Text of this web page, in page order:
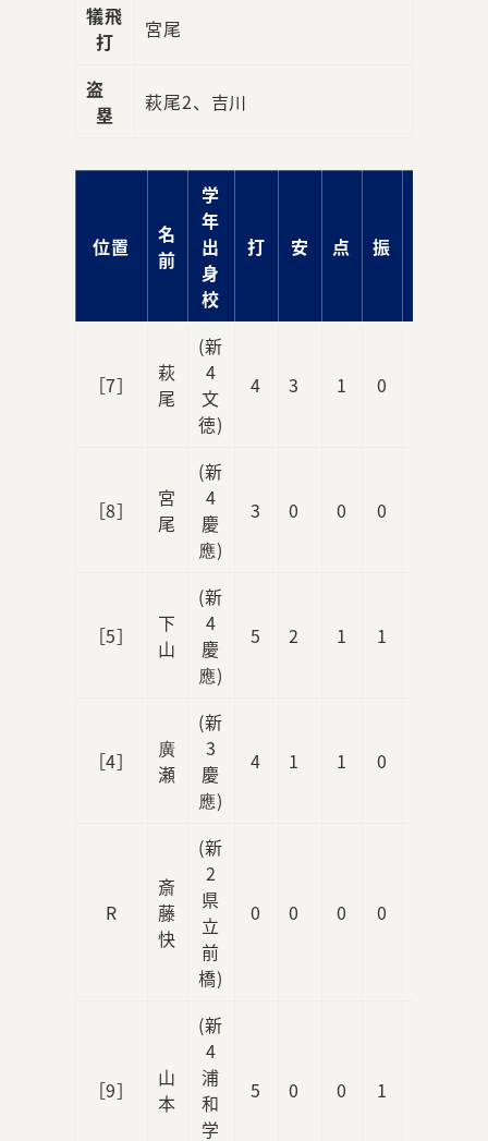
犠飛
打
宮尾
盗
塁
萩尾2、吉川
位置
名
前
学
年
出
身
校
打 安 点 振
［7］
萩
尾
(新
4
文
徳)
4 3 1 0
［8］
宮
尾
(新
4
慶
應)
3 0 0 0
［5］
下
山
(新
4
慶
應)
5 2 1 1
［4］
廣
瀬
(新
3
慶
應)
4 1 1 0
R
斎
藤
快
(新
2
県
立
前
橋)
0 0 0 0
［9］
山
本
(新
4
浦
和
学
5 0 0 1